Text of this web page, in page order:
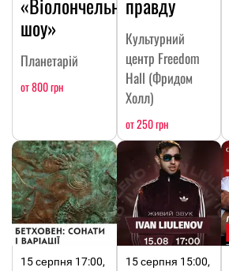
«Віолончельне
шоу»
Планетарій
от 800 грн
правду
Культурний
центр Freedom
Hall (Фридом
Холл)
от 250 грн
15 серпня 17:00,
15 серпня 15:00,